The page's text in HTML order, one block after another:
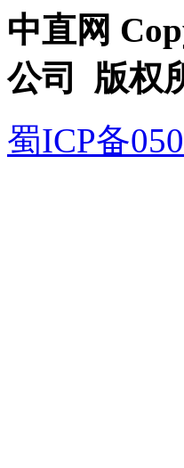
中直网
公司 版权
蜀ICP备